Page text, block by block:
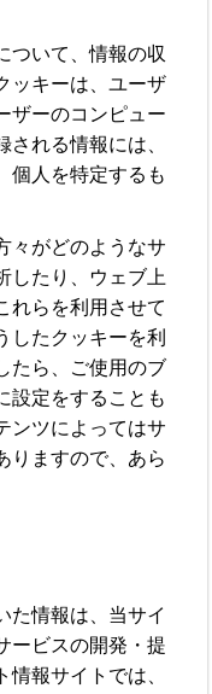
ついて、情報の収
ッキーは、ユーザ
ザーのコンピュー
れる情報には、
個人を特定するも
々がどのようなサ
したり、ウェブ上
れらを利用させて
したクッキーを利
たら、ご使用のブ
設定をすることも
ンツによってはサ
りますので、あら
た情報は、当サイ
ービスの開発・提
報サイトでは、